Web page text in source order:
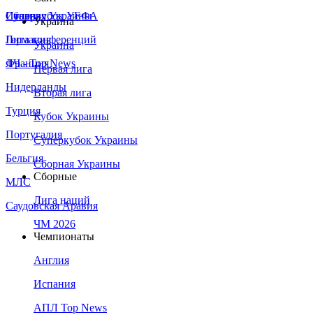
Сборная Украины
Италия
Германия
Франция
Нидерланды
Турция
Португалия
Бельгия
МЛС
Саудовская Аравия
Суперкубок УЕФА
Лига конференций
ЛЧ - Top News
Украина
Украина
Первая лига
Вторая лига
Кубок Украины
Суперкубок Украины
Сборная Украины
Сборные
Лига наций
ЧМ 2026
Чемпионаты
Англия
Испания
АПЛ Top News